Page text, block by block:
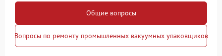
Общие вопросы
Вопросы по ремонту промышленных вакуумных упаковщиков